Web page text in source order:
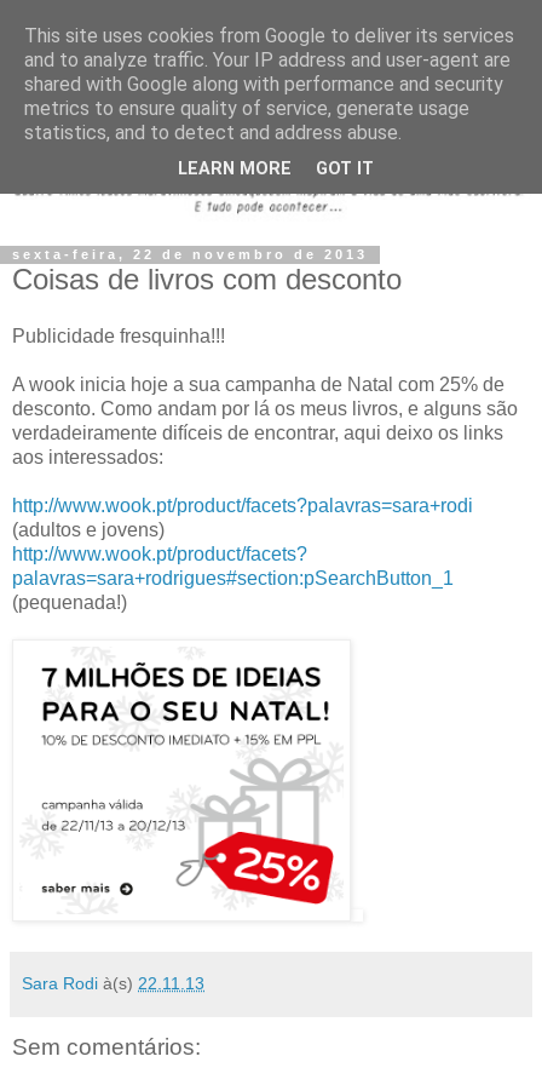
sexta-feira, 22 de novembro de 2013
Coisas de livros com desconto
Publicidade fresquinha!!!
A wook inicia hoje a sua campanha de Natal com 25% de
desconto. Como andam por lá os meus livros, e alguns são
verdadeiramente difíceis de encontrar, aqui deixo os links
aos interessados:
http://www.wook.pt/product/facets?palavras=sara+rodi
(adultos e jovens)
http://www.wook.pt/product/facets?
palavras=sara+rodrigues#section:pSearchButton_1
(pequenada!)
Sara Rodi à(s) 22.11.13
Sem comentários:
This site uses cookies from Google to deliver its services
and to analyze traffic. Your IP address and user-agent are
shared with Google along with performance and security
metrics to ensure quality of service, generate usage
statistics, and to detect and address abuse.
LEARN MORE GOT IT